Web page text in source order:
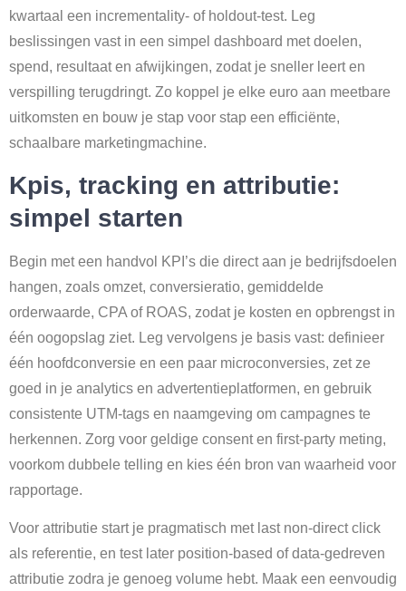
kwartaal een incrementality- of holdout-test. Leg
beslissingen vast in een simpel dashboard met doelen,
spend, resultaat en afwijkingen, zodat je sneller leert en
verspilling terugdringt. Zo koppel je elke euro aan meetbare
uitkomsten en bouw je stap voor stap een efficiënte,
schaalbare marketingmachine.
Kpis, tracking en attributie:
simpel starten
Begin met een handvol KPI’s die direct aan je bedrijfsdoelen
hangen, zoals omzet, conversieratio, gemiddelde
orderwaarde, CPA of ROAS, zodat je kosten en opbrengst in
één oogopslag ziet. Leg vervolgens je basis vast: definieer
één hoofdconversie en een paar microconversies, zet ze
goed in je analytics en advertentieplatformen, en gebruik
consistente UTM-tags en naamgeving om campagnes te
herkennen. Zorg voor geldige consent en first-party meting,
voorkom dubbele telling en kies één bron van waarheid voor
rapportage.
Voor attributie start je pragmatisch met last non-direct click
als referentie, en test later position-based of data-gedreven
attributie zodra je genoeg volume hebt. Maak een eenvoudig